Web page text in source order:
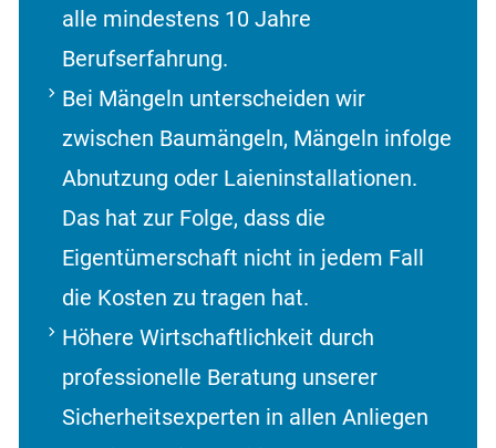
alle mindestens 10 Jahre
Berufserfahrung.
Bei Mängeln unterscheiden wir
zwischen Baumängeln, Mängeln infolge
Abnutzung oder Laieninstallationen.
Das hat zur Folge, dass die
Eigentümerschaft nicht in jedem Fall
die Kosten zu tragen hat.
Höhere Wirtschaftlichkeit durch
professionelle Beratung unserer
Sicherheitsexperten in allen Anliegen